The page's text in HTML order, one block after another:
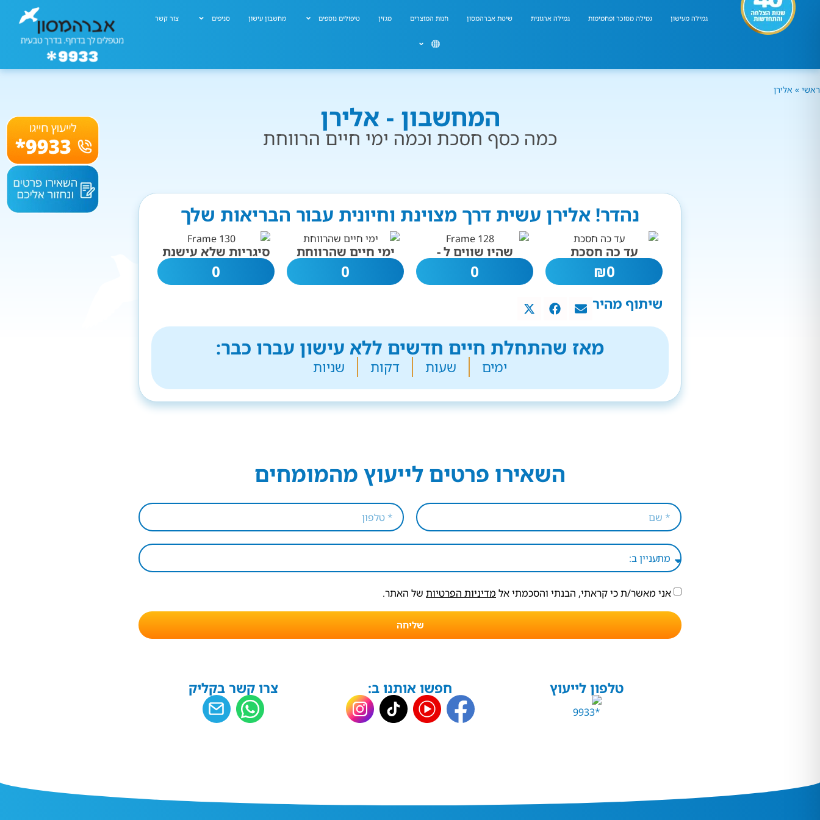
גמילה מעישון גמילה מסוכר ופחמימות גמילה ארגונית שיטת אברהמסון חנות המוצרים מגזין טיפולים נוספים מחשבון עישון סניפים צור קשר
ראשי » אלירן
המחשבון - אלירן
כמה כסף חסכת וכמה ימי חיים הרווחת
נהדר! אלירן עשית דרך מצוינת וחיונית עבור הבריאות שלך
עד כה חסכת
0
₪
שהיו שווים ל -
0
ימי חיים שהרווחת
0
סיגריות שלא עישנת
0
שיתוף מהיר
מאז שהתחלת חיים חדשים ללא עישון עברו כבר:
ימים שעות דקות שניות
השאירו פרטים לייעוץ מהמומחים
אני מאשר/ת כי קראתי, הבנתי והסכמתי אל מדיניות הפרטיות של האתר.
שליחה
טלפון לייעוץ חפשו אותנו ב: צרו קשר בקליק